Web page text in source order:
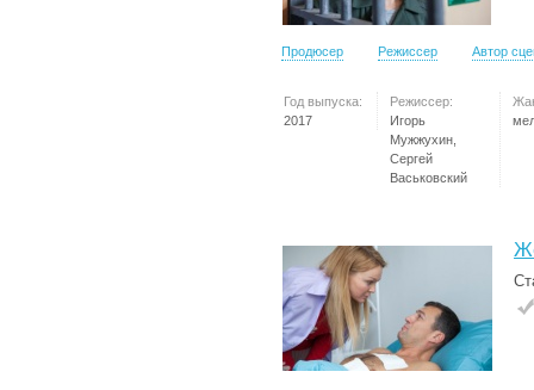
Продюсер Режиссер Автор
Год выпуска:
2017
Режиссер:
Игорь
Мужжухин,
Сергей
Васьковский